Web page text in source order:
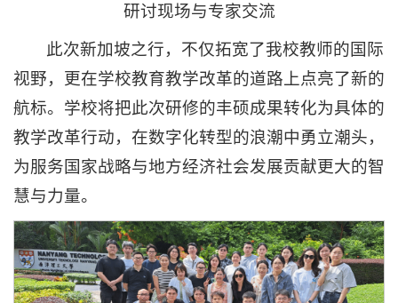
研讨现场与专家交流
此次新加坡之行，不仅拓宽了我校教师的国际
视野，更在学校教育教学改革的道路上点亮了新的
航标。学校将把此次研修的丰硕成果转化为具体的
教学改革行动，在数字化转型的浪潮中勇立潮头，
为服务国家战略与地方经济社会发展贡献更大的智
慧与力量。